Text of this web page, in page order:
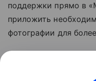
поддержки прямо в
приложить
фотографии для